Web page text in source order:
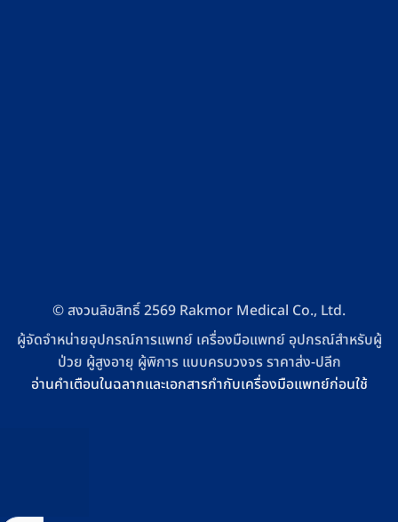
© สงวนลิขสิทธิ์ 2569 Rakmor Medical Co., Ltd.
ผู้จัดจำหน่ายอุปกรณ์การแพทย์ เครื่องมือแพทย์ อุปกรณ์สำหรับผู้
ป่วย ผู้สูงอายุ ผู้พิการ แบบครบวงจร ราคาส่ง-ปลีก
อ่านคำเตือนในฉลากและเอกสารกำกับเครื่องมือแพทย์ก่อนใช้